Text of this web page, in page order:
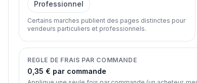
Professionnel
Certains marches publient des pages distinctes pour
vendeurs particuliers et professionnels.
REGLE DE FRAIS PAR COMMANDE
0,35 € par commande